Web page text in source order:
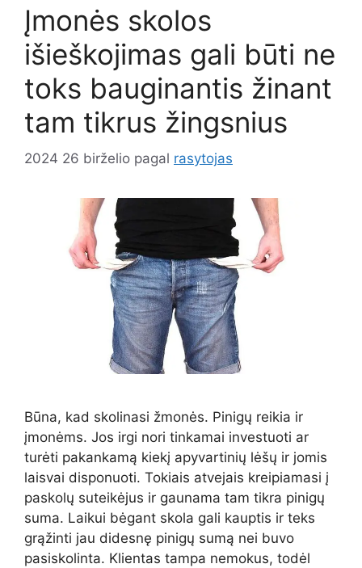
Įmonės skolos
išieškojimas gali būti ne
toks bauginantis žinant
tam tikrus žingsnius
2024 26 birželio pagal rasytojas
Būna, kad skolinasi žmonės. Pinigų reikia ir
įmonėms. Jos irgi nori tinkamai investuoti ar
turėti pakankamą kiekį apyvartinių lėšų ir jomis
laisvai disponuoti. Tokiais atvejais kreipiamasi į
paskolų suteikėjus ir gaunama tam tikra pinigų
suma. Laikui bėgant skola gali kauptis ir teks
grąžinti jau didesnę pinigų sumą nei buvo
pasiskolinta. Klientas tampa nemokus, todėl